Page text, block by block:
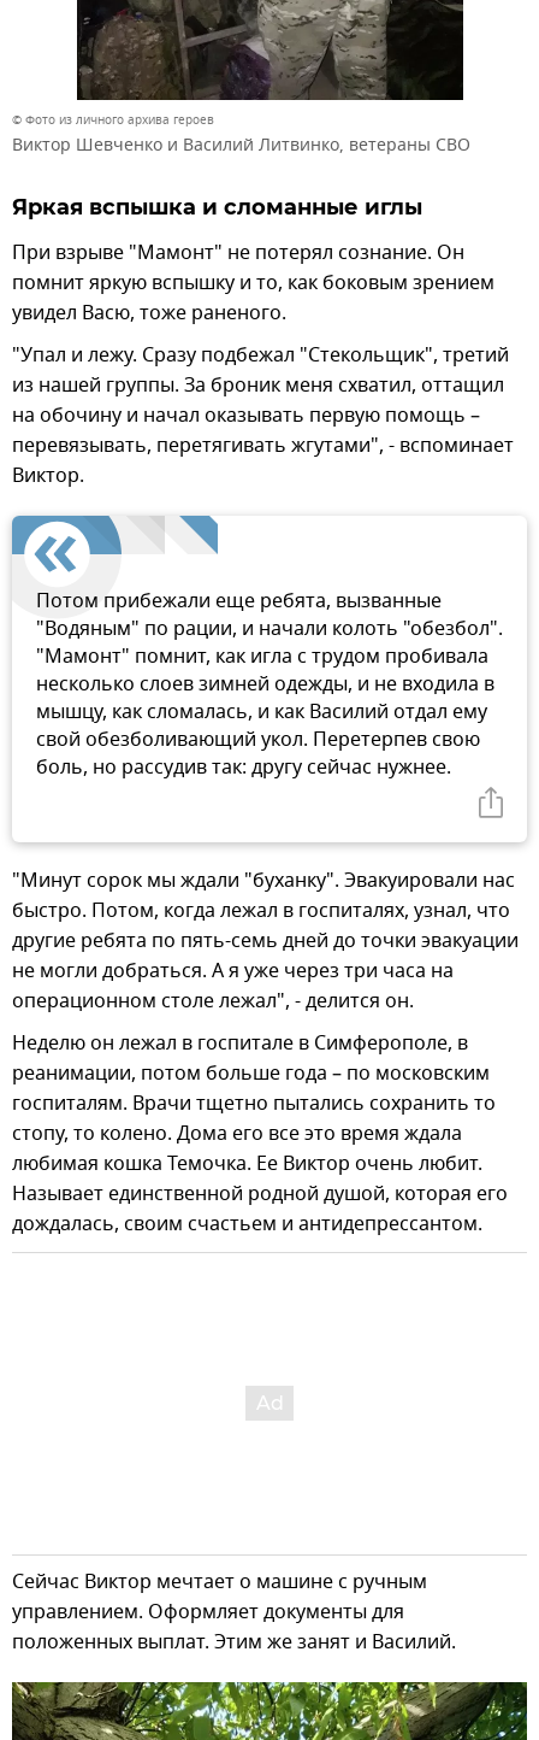
© Фото из личного архива героев
Виктор Шевченко и Василий Литвинко, ветераны СВО
Яркая вспышка и сломанные иглы
При взрыве "Мамонт" не потерял сознание. Он
помнит яркую вспышку и то, как боковым зрением
увидел Васю, тоже раненого.
"Упал и лежу. Сразу подбежал "Стекольщик", третий
из нашей группы. За броник меня схватил, оттащил
на обочину и начал оказывать первую помощь –
перевязывать, перетягивать жгутами", - вспоминает
Виктор.
Потом прибежали еще ребята, вызванные
"Водяным" по рации, и начали колоть "обезбол".
"Мамонт" помнит, как игла с трудом пробивала
несколько слоев зимней одежды, и не входила в
мышцу, как сломалась, и как Василий отдал ему
свой обезболивающий укол. Перетерпев свою
боль, но рассудив так: другу сейчас нужнее.
"Минут сорок мы ждали "буханку". Эвакуировали нас
быстро. Потом, когда лежал в госпиталях, узнал, что
другие ребята по пять-семь дней до точки эвакуации
не могли добраться. А я уже через три часа на
операционном столе лежал", - делится он.
Неделю он лежал в госпитале в Симферополе, в
реанимации, потом больше года – по московским
госпиталям. Врачи тщетно пытались сохранить то
стопу, то колено. Дома его все это время ждала
любимая кошка Темочка. Ее Виктор очень любит.
Называет единственной родной душой, которая его
дождалась, своим счастьем и антидепрессантом.
Сейчас Виктор мечтает о машине с ручным
управлением. Оформляет документы для
положенных выплат. Этим же занят и Василий.